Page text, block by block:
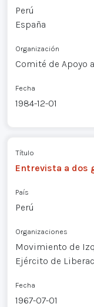
Perú
España
Organización
Comité de Apoyo
Fecha
1984-12-01
Título
Entrevista a dos
País
Perú
Organizaciones
Movimiento de
Ejército de
Fecha
1967-07-01